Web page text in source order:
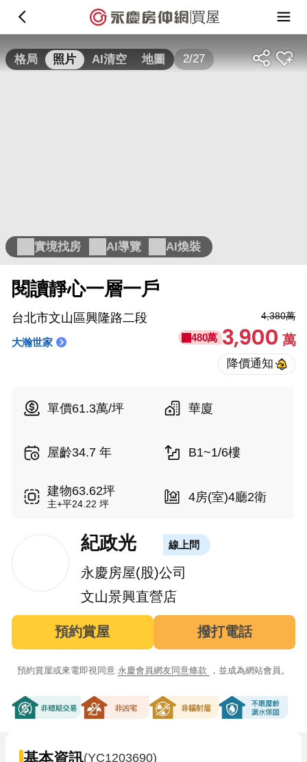
買屋
格局 照片 AI清空 地圖 2/27
實境找房 AI導覽 AI煥裝
閱讀靜心一層一戶
台北市文山區興隆路二段
大瀚世家
4,380萬
480萬 3,900萬
單價61.3萬/坪 華廈
屋齡34.7 年 B1~1/6樓
建物63.62坪
主+平24.22 坪 4房(室)4廳2衛
紀政光 線上問
永慶房屋(股)公司
文山景興直營店
預約賞屋 撥打電話
預約賞屋或來電即視同意 永慶會員網友同意條款 ，並成為網站會員。
基本資訊(YC1203690)